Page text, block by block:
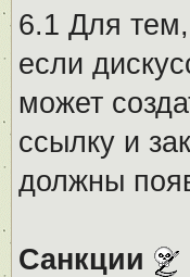
6.1 Для
если
может
ссылку и
должны
Санкции